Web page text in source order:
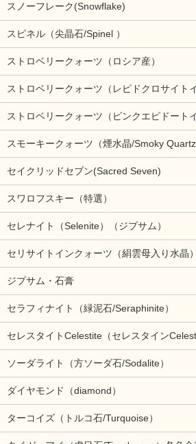
スノーフレーク(Snowflake)
スピネル（尖晶石/Spinel ）
ストロベリークォーツ（ロシア産）
ストロベリークォーツ（レピドクロサイト
ストロベリークォーツ（ピンクエピドート
スモーキークォーツ（煙水晶/Smoky Quartz
セイクリッドセブン(Sacred Seven)
スワロフスキー（特選）
セレナイト（Selenite）（ジプサム）
セリサイトインクォーツ（絹雲母入り水晶）
ジプサム・石膏
セラフィナイト（緑泥石/Seraphinite）
セレスタイトCelestite（セレスタイン
ソーダライト（方ソーダ石/Sodalite）
ダイヤモンド（diamond）
ターコイズ（トルコ石/Turquoise）